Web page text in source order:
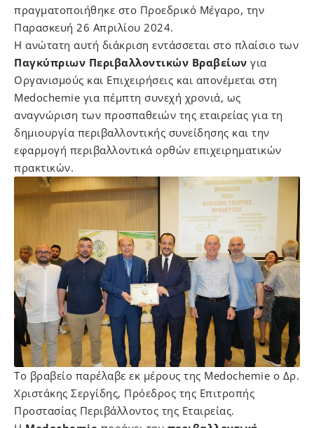
πραγματοποιήθηκε στο Προεδρικό Μέγαρο, την
Παρασκευή 26 Απριλίου 2024.
Η ανώτατη αυτή διάκριση εντάσσεται στο πλαίσιο των
Παγκύπριων Περιβαλλοντικών Βραβείων για
Οργανισμούς και Επιχειρήσεις και απονέμεται στη
Medochemie για πέμπτη συνεχή χρονιά, ως
αναγνώριση των προσπαθειών της εταιρείας για τη
δημιουργία περιβαλλοντικής συνείδησης και την
εφαρμογή περιβαλλοντικά ορθών επιχειρηματικών
πρακτικών.
Το βραβείο παρέλαβε εκ μέρους της Medochemie ο Δρ.
Χριστάκης Σεργίδης, Πρόεδρος της Επιτροπής
Προστασίας Περιβάλλοντος της Εταιρείας.